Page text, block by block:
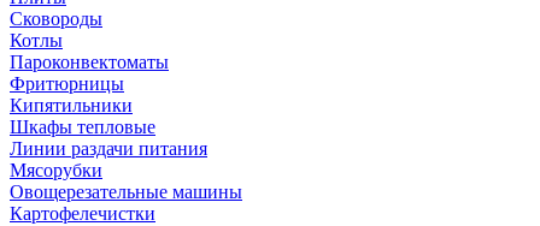
Сковороды
Котлы
Пароконвектоматы
Фритюрницы
Кипятильники
Шкафы тепловые
Линии раздачи питания
Мясорубки
Овощерезательные машины
Картофелечистки